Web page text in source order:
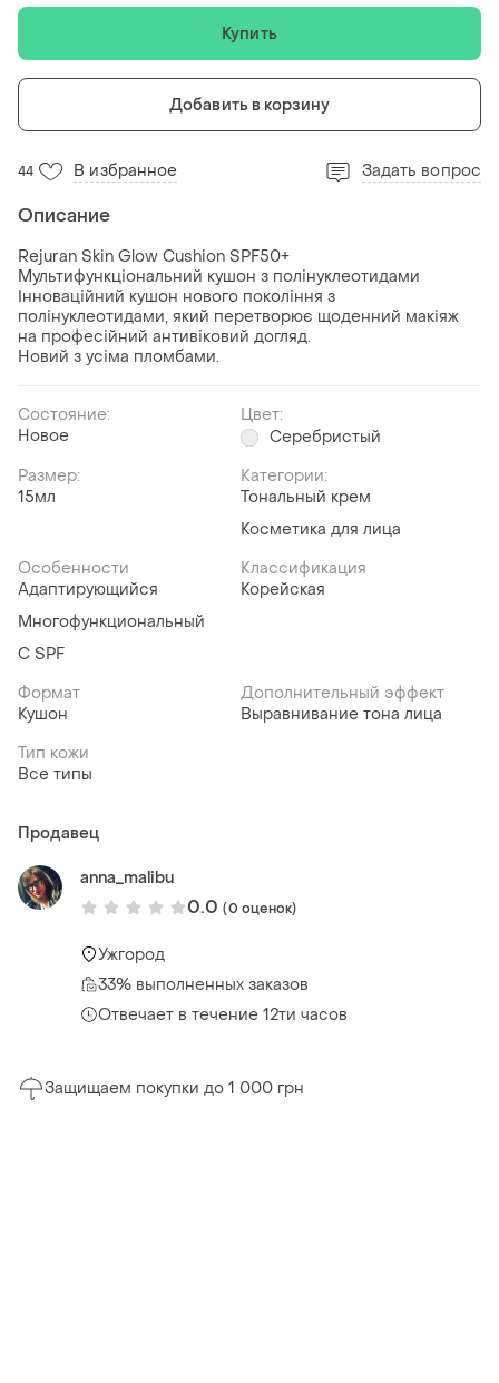
Купить
Добавить в корзину
44 В избранное Задать вопрос
Описание
Rejuran Skin Glow Cushion SPF50+
Мультифункціональний кушон з полінуклеотидами
Інноваційний кушон нового покоління з
полінуклеотидами, який перетворює щоденний макіяж
на професійний антивіковий догляд.
Новий з усіма пломбами.
Состояние:
Новое
Цвет:
Серебристый
Размер:
15мл
Категории:
Тональный крем
Косметика для лица
Особенности
Адаптирующийся
Многофункциональный
С SPF
Классификация
Корейская
Формат
Кушон
Дополнительный эффект
Выравнивание тона лица
Тип кожи
Все типы
Продавец
anna_malibu
0.0 (0 оценок)
Ужгород
33% выполненных заказов
Отвечает в течение 12ти часов
Защищаем покупки до 1 000 грн